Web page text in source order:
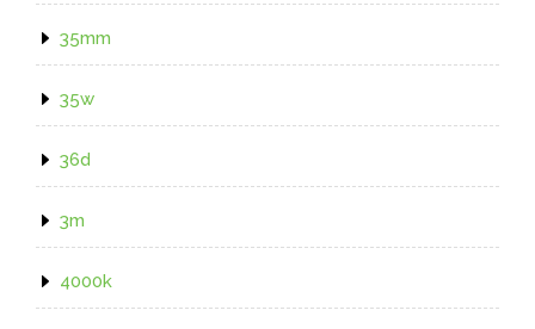
35mm
35w
36d
3m
4000k